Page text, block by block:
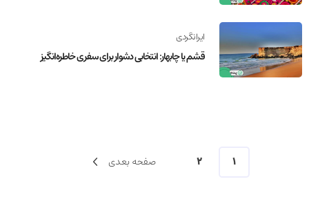
ایرانگردی
قشم یا چابهار: انتخابی دشوار برای سفری خاطره‌انگیز
1
2 صفحه بعدی